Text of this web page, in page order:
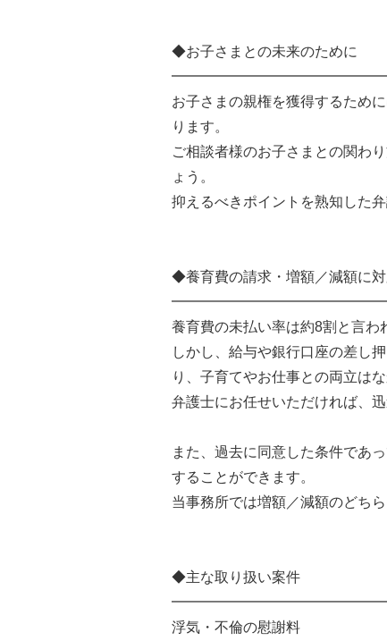
◆お子さまとの未来のために
お子さまの親権を獲得するため
ります。
ご相談者様のお子さまとの関わ
ょう。
抑えるべきポイントを熟知した
◆養育費の請求・増額／減額に
養育費の未払い率は約8割と言わ
しかし、給与や銀行口座の差し
り、子育てやお仕事との両立は
弁護士にお任せいただければ、
また、過去に同意した条件であ
することができます。
当事務所では増額／減額のどちら
◆主な取り扱い案件
浮気・不倫の慰謝料